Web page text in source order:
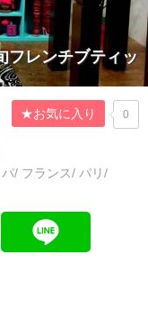
フレンチブティッ
★お気に入り 0
/ フランス/ パリ/